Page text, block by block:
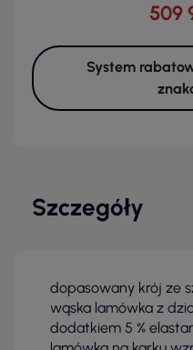
509
System
Szczegóły
dopasowany krój ze
wąska lamówka z
dodatkiem 5 %